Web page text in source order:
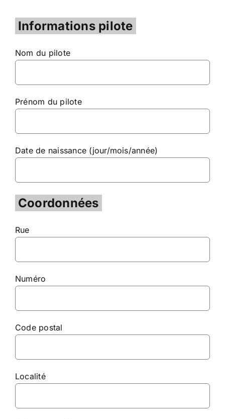
Informations pilote
Nom du pilote
Prénom du pilote
Date de naissance (jour/mois/année)
Coordonnées
Rue
Numéro
Code postal
Localité